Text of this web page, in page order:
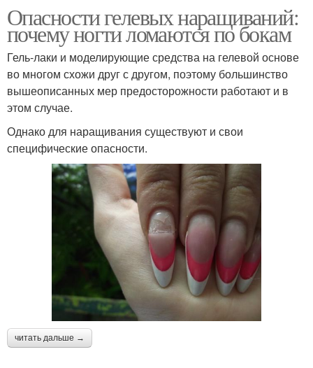
Опасности гелевых наращиваний:
почему ногти ломаются по бокам
Гель-лаки и моделирующие средства на гелевой основе
во многом схожи друг с другом, поэтому большинство
вышеописанных мер предосторожности работают и в
этом случае.
Однако для наращивания существуют и свои
специфические опасности.
читать дальше →